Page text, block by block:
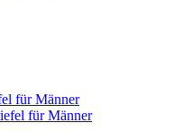
für Männer
für Männer